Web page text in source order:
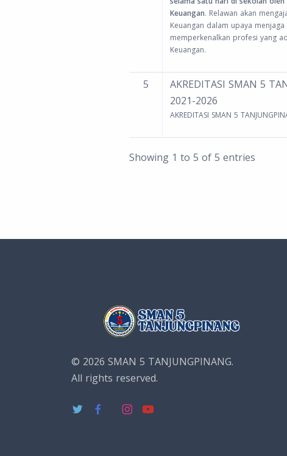
Keuangan. Relawan akan
Keuangan dalam upaya
memperkenalkan profesi yang
Keuangan.
5
AKREDITASI SMAN 5
2021-2026
AKREDITASI SMAN 5
Showing 1 to 5 of 5 entries
© 2026 SMAN 5 TANJUNGPINANG.
All rights reserved.